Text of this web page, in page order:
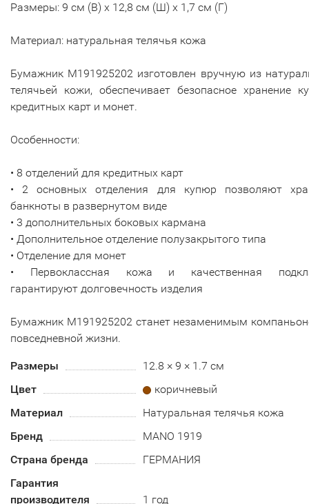
Размеры: 9 см (В) x 12,8 см (Ш) x 1,7 см (Г)
Материал: натуральная телячья кожа
Бумажник M191925202 изготовлен вручную из
телячьей кожи, обеспечивает безопасное хранение
кредитных карт и монет.
Особенности:
• 8 отделений для кредитных карт
• 2 основных отделения для купюр позволяют
банкноты в развернутом виде
• 3 дополнительных боковых кармана
• Дополнительное отделение полузакрытого типа
• Отделение для монет
• Первоклассная кожа и качественная
гарантируют долговечность изделия
Бумажник M191925202 станет незаменимым
повседневной жизни.
Размеры
12.8 × 9 × 1.7 см
Цвет
коричневый
Материал
Натуральная телячья кожа
Бренд
MANO 1919
Страна бренда
ГЕРМАНИЯ
Гарантия
производителя
1 год